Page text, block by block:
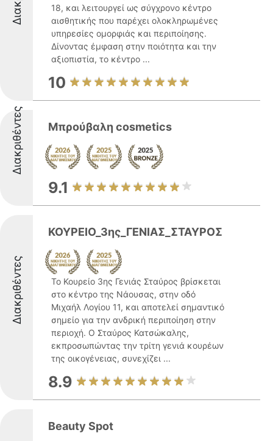
18, και λειτουργεί ως σύγχρονο κέντρο
αισθητικής που παρέχει ολοκληρωμένες
υπηρεσίες ομορφιάς και περιποίησης.
Δίνοντας έμφαση στην ποιότητα και την
αξιοπιστία, το κέντρο ...
10
Διακριθέντες Μπρούβαλη cosmetics
9.1
Διακριθέντες
ΚΟΥΡΕΙΟ_3ης_ΓΕΝΙΑΣ_ΣΤΑΥΡΟΣ
Το Κουρείο 3ης Γενιάς Σταύρος βρίσκεται
στο κέντρο της Νάουσας, στην οδό
Μιχαήλ Λογίου 11, και αποτελεί σημαντικό
σημείο για την ανδρική περιποίηση στην
περιοχή. Ο Σταύρος Κατσώκαλης,
εκπροσωπώντας την τρίτη γενιά κουρέων
της οικογένειας, συνεχίζει ...
8.9
Beauty Spot